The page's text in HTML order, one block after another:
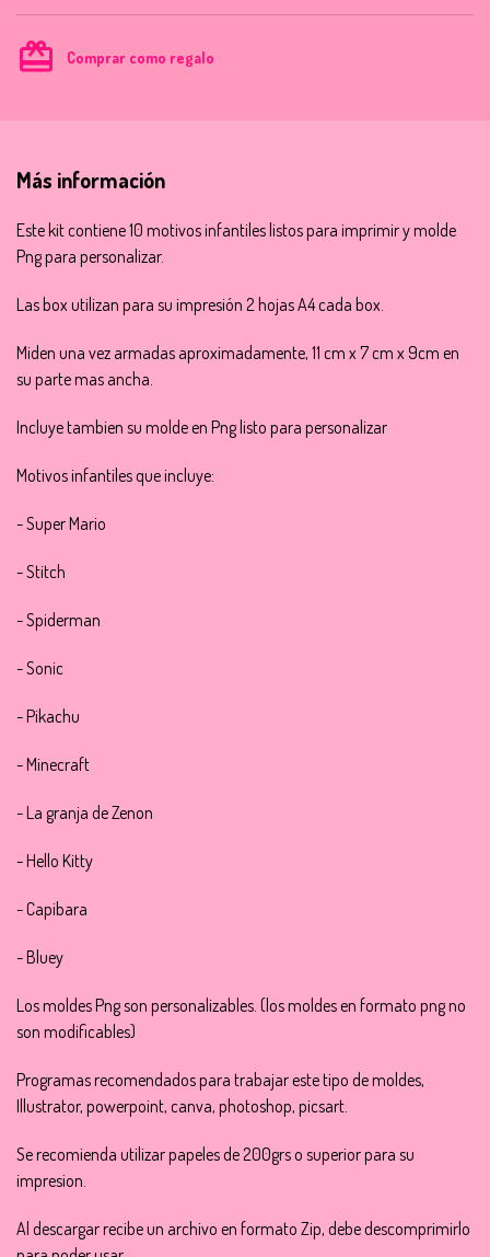
card_giftcard Comprar como regalo
Más información
Este kit contiene 10 motivos infantiles listos para imprimir y molde
Png para personalizar.
Las box utilizan para su impresión 2 hojas A4 cada box.
Miden una vez armadas aproximadamente, 11 cm x 7 cm x 9cm en
su parte mas ancha.
Incluye tambien su molde en Png listo para personalizar
Motivos infantiles que incluye:
- Super Mario
- Stitch
- Spiderman
- Sonic
- Pikachu
- Minecraft
- La granja de Zenon
- Hello Kitty
- Capibara
- Bluey
Los moldes Png son personalizables. (los moldes en formato png no
son modificables)
Programas recomendados para trabajar este tipo de moldes,
Illustrator, powerpoint, canva, photoshop, picsart.
Se recomienda utilizar papeles de 200grs o superior para su
impresion.
Al descargar recibe un archivo en formato Zip, debe descomprimirlo